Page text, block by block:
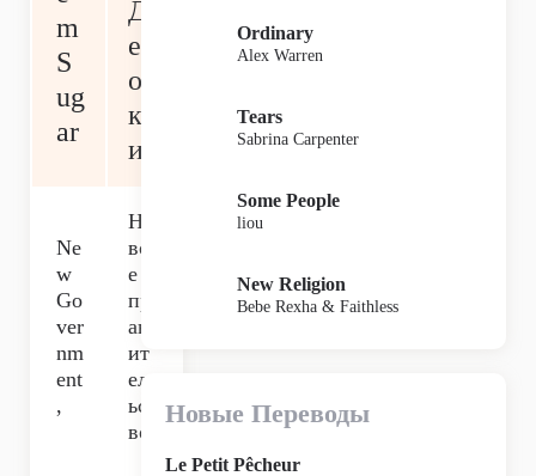
m
S
ug
ar
Д
ев
оч
к
и
Ne
w
Go
ver
nm
ent
,
Но
во
е
пр
ав
ит
ел
ьст
во,
Ordinary
Alex Warren
Tears
Sabrina Carpenter
Some People
liou
New Religion
Bebe Rexha & Faithless
Новые Переводы
Le Petit Pêcheur